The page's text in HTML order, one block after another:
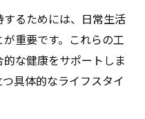
るためには、日常生活
重要です。これらの工
な健康をサポートしま
具体的なライフスタイ